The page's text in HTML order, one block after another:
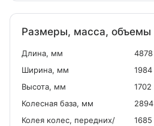
Размеры, масса, объемы
Длина, мм
4878
Ширина, мм
1984
Высота, мм
1702
Колесная база, мм
2894
Колея колес, передних/
1685